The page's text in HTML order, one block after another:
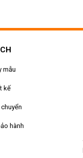
mẫu
kế
hành